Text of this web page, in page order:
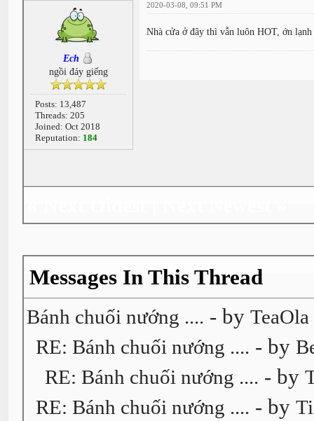
Ech
ngồi đáy giếng
Posts: 13,487
Threads: 205
Joined: Oct 2018
Reputation: 184
2020-03-08, 09:51 PM
Nhà cửa ở đây thì vẫn luôn HOT, ớn
Messages In This Thread
Bánh chuối nướng .... - byTeaOla
RE: Bánh chuối nướng .... - by
RE: Bánh chuối nướng .... - by
RE: Bánh chuối nướng .... - by